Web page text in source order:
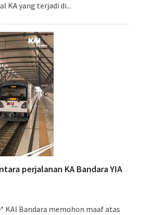
KA yang terjadi di...
perjalanan KA Bandara YIA
KAI Bandara memohon maaf atas